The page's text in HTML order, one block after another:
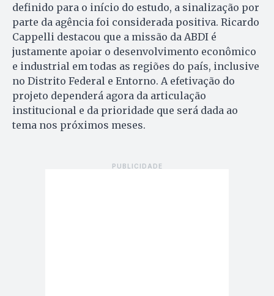
definido para o início do estudo, a sinalização por
parte da agência foi considerada positiva. Ricardo
Cappelli destacou que a missão da ABDI é
justamente apoiar o desenvolvimento econômico
e industrial em todas as regiões do país, inclusive
no Distrito Federal e Entorno. A efetivação do
projeto dependerá agora da articulação
institucional e da prioridade que será dada ao
tema nos próximos meses.